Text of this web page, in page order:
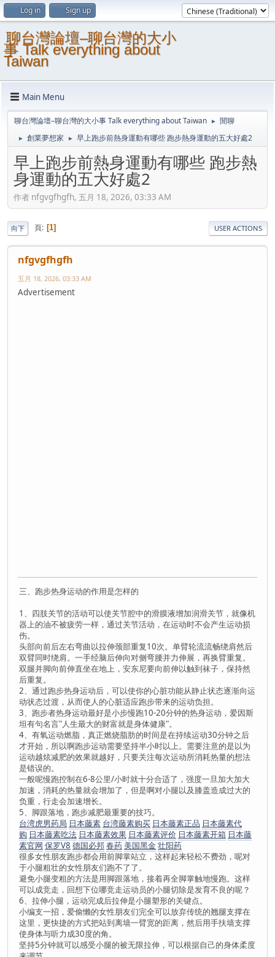
Log in Sign up
聊台灣論壇–聊台灣的大小
事 Talk everything about
Taiwan
Main Menu
聊台灣論壇–聊台灣的大小事 Talk everything about Taiwan ► 閒聊
► 創業夢想家 ► 早上跑步前熱身運動有哪些 跑步熱身運動的五大好處2
早上跑步前熱身運動有哪些 跑步熱
身運動的五大好處2
作者 nfgvgfhgfh, 五月 18, 2026, 03:33 AM
向下 頁 1 USER ACTIONS
nfgvgfhgfh
五月 18, 2026, 03:33 AM
Advertisement
三、跑步热身运动的作用是怎样的
1、四肢关节的活动可以使关节腔中的滑膜液增加润滑关节，就像机
器上的油不被疲劳一样，通过关节活动，在运动时不会产生运动损
伤。
头部向前后左右弯曲以拉伸颈部重复10次。单臂轮流流畅绕肩然后
双臂同时绕肩。一手经脑后伸向对侧弯腰并力伸展，再换臂重复。
双腿并脚向前伸直坐在地上，安东尼要向前伸以触到袜子，保持然
后重复。
2、通过跑步热身运动后，可以使你的心脏功能从静止状态逐渐向运
动状态过渡，从而使人的心脏适应跑步带来的运动负担。
3、跑步者热身运动最好是小步慢跑10-20分钟的热身运动，爱因斯
坦有句名言"人生最大的财富就是身体健康"。
4、有氧运动燃脂，真正燃烧脂肪的时间是在持续运动30分钟之后
才开始，所以啊跑步运动需要坚持半小时以上。需要注意的是以为
运动越炫减肥的效果就越好，只要关注每次运动所消耗热量的想法
是错误的。
一般呢慢跑控制在6-8公里/小时就十分合适了，强度一旦加大加大
加速，消耗的热量就会增加了，但是啊对小腿以及膝盖造成过大的
负重，行走会加速增长。
5、脚跟落地，跑步减肥最重要的技巧。
台湾虎男药局 日本藤素 台湾藤素购买 日本藤素正品 日本藤素代
购 日本藤素吃法 日本藤素效果 日本藤素评价 日本藤素开箱 日本藤
素官网 保罗V8 德国必邦春药美国黑金壮阳药
很多女性朋友跑步都会用前脚掌站立，这样起来轻松不费劲，呢对
于小腿粗壮的女性朋友们跑不了了。
避免小腿变粗的方法是用脚跟落地，接着再全脚掌触地慢跑。这样
可以成竞走，回想下位哪竞走运动员的小腿切除是发育不良的呢？
6、拉伸小腿，运动完成后拉伸是小腿塑形的关键点。
小编支一招，爱偷懒的女性朋友们完全可以放弃传统的翘腿支撑在
这里，更快捷的方式把站到离墙一臂宽的距离，然后用手扶墙支撑
使身体与听力成30度的角。
坚持5分钟就可以感受小腿的被无限拉伸，可以根据自己的身体柔度